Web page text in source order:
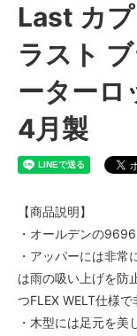
Last カ
ラスト
ーター
4月製
【商品説明】
・オールデンの
・アッパーには非
は雨の吸い上げを防
つFLEX WELT仕様で
・木型には足元を